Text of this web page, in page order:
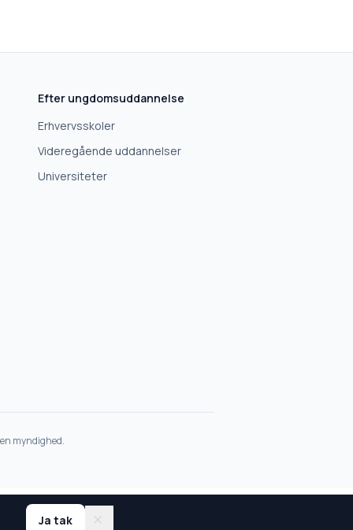
Efter ungdomsuddannelse
Erhvervsskoler
Videregående uddannelser
Universiteter
myndighed.
Ja tak